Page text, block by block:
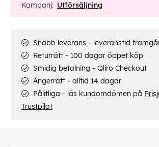
Kampanj: Utförsäljning
Snabb leverans - leveranstid
Returrätt - 100 dagar öppet köp
Smidig betalning - Qliro Checkout
Ångerrätt - alltid 14 dagar
Pålitliga - läs kundomdömen på
Trustpilot